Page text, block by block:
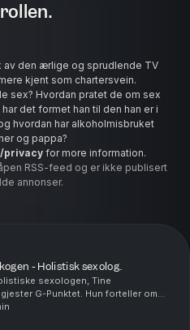
av den ærlige og sprudlende TV
kjent som chartersvein.
sex? Hvordan pratet de om sex
det formet han til den han er i
hvordan har alkoholmisbruket
og pappa?
privacyfor more information.
RSS-feed og er ikke publisert
annonser.
- Holistisk sexolog.
sexologen, Tine
G-Punktet. Hun forteller om
lærte å bli kvitt sine egne